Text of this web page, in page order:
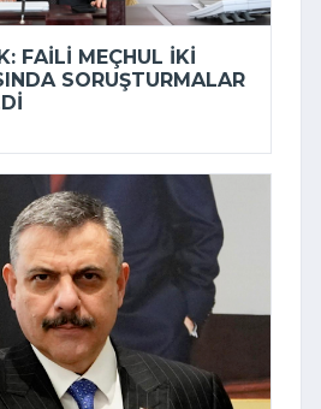
FAILI MEÇHUL IKI
SORUŞTURMALAR